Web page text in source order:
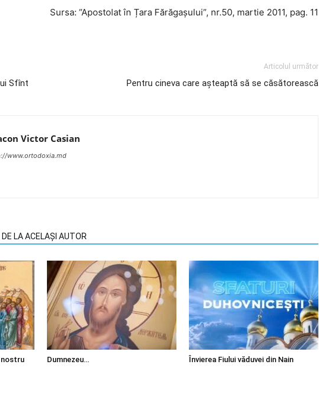
Sursa: ”Apostolat în Țara Fărăgașului”, nr.50, martie 2011, pag. 11
Sfînt
Articolul următor
Pentru cineva care așteaptă să se căsătorească
Victor Casian
www.ortodoxia.md
DE LA ACELAȘI AUTOR
nostru
Dumnezeu… Învierea Fiului văduvei din Nain